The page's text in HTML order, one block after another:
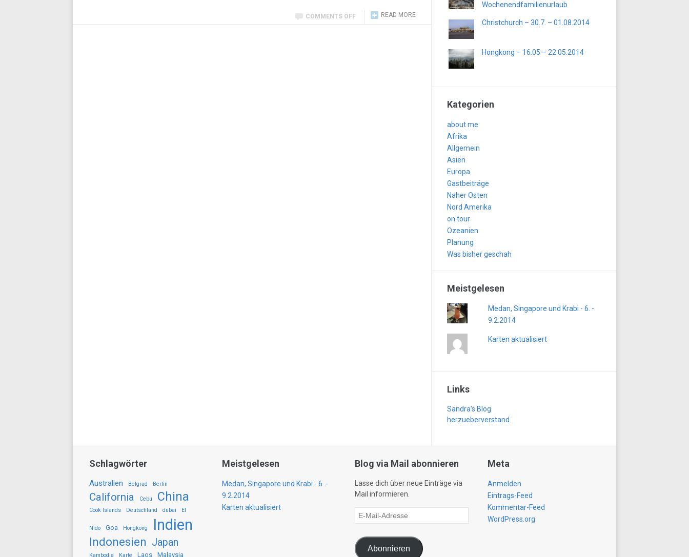
READ MORE
COMMENTS OFF
Wochenendfamilienurlaub
Christchurch – 30.7. – 01.08.2014
Hongkong – 16.05 – 22.05.2014
Kategorien
about me
Afrika
Allgemein
Asien
Europa
Gastbeiträge
Naher Osten
Nord Amerika
on tour
Ozeanien
Planung
Was bisher geschah
Meistgelesen
Medan, Singapore und Krabi - 6. -
9.2.2014
Karten aktualisiert
Links
Sandra's Blog
herzueberverstand
Schlagwörter
Australien Belgrad Berlin
California Cebu China
Cook Islands Deutschland dubai El
Nido Goa Hongkong Indien
Indonesien Japan
Kambodia Karte Laos Malaysia
Meistgelesen
Medan, Singapore und Krabi - 6. -
9.2.2014
Karten aktualisiert
Blog via Mail abonnieren
Lasse dich über neue Einträge via
Mail informieren.
E-
Mail-
Abonnieren
Meta
Anmelden
Eintrags-Feed
Kommentar-Feed
WordPress.org